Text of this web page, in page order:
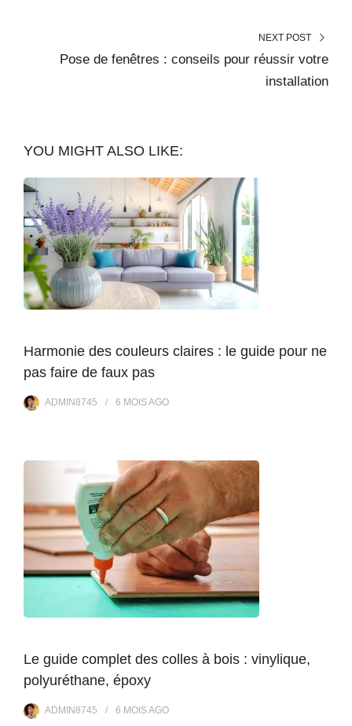
NEXT POST
Pose de fenêtres : conseils pour réussir votre
installation
YOU MIGHT ALSO LIKE:
Harmonie des couleurs claires : le guide pour ne
pas faire de faux pas
ADMIN8745 6 MOISAGO
Le guide complet des colles à bois : vinylique,
polyuréthane, époxy
ADMIN8745 6 MOISAGO